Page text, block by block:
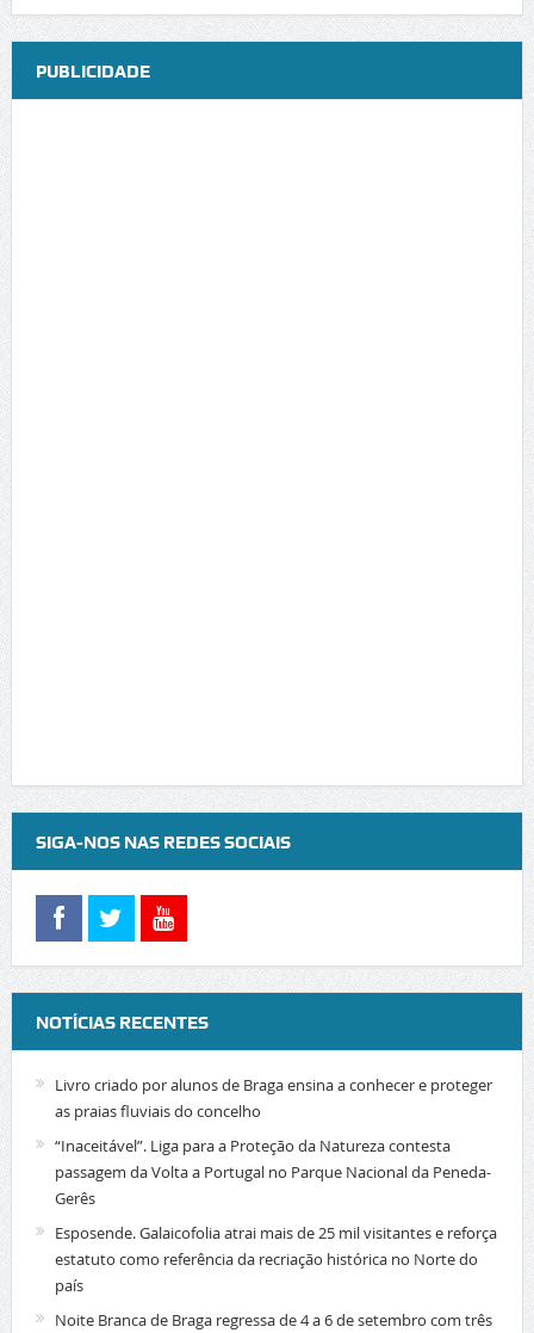
PUBLICIDADE
SIGA-NOS NAS REDES SOCIAIS
NOTÍCIAS RECENTES
Livro criado por alunos de Braga ensina a conhecer e proteger
as praias fluviais do concelho
“Inaceitável”. Liga para a Proteção da Natureza contesta
passagem da Volta a Portugal no Parque Nacional da Peneda-
Gerês
Esposende. Galaicofolia atrai mais de 25 mil visitantes e reforça
estatuto como referência da recriação histórica no Norte do
país
Noite Branca de Braga regressa de 4 a 6 de setembro com três